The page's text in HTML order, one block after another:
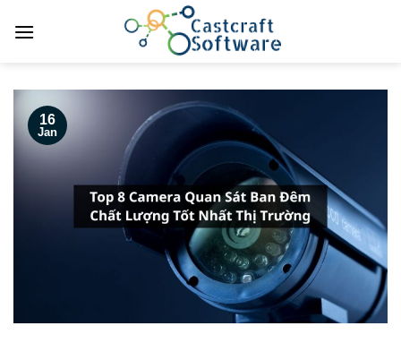
16
Jan